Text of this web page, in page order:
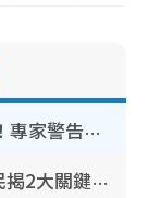
行李清潔｜車轆污糟過馬桶58倍！專家警告忌用酒精抹 教1招免污手除菌
裝修拆鐵閘隨時變賊人目標？網民揭2大關鍵用途：裝新式等於白裝？附新舊鐵閘分別